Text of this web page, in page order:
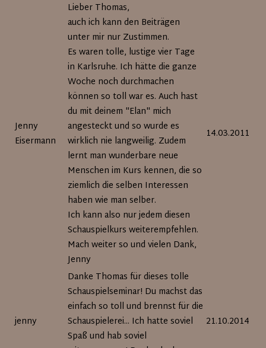
Jenny
Eisermann
Lieber Thomas,
auch ich kann den Beiträgen
unter mir nur Zustimmen.
Es waren tolle, lustige vier Tage
in Karlsruhe. Ich hätte die ganze
Woche noch durchmachen
können so toll war es. Auch hast
du mit deinem "Elan" mich
angesteckt und so wurde es
wirklich nie langweilig. Zudem
lernt man wunderbare neue
Menschen im Kurs kennen, die so
ziemlich die selben Interessen
haben wie man selber.
Ich kann also nur jedem diesen
Schauspielkurs weiterempfehlen.
Mach weiter so und vielen Dank,
Jenny
14.03.2011
jenny
Danke Thomas für dieses tolle
Schauspielseminar! Du machst das
einfach so toll und brennst für die
Schauspielerei... Ich hatte soviel
Spaß und hab soviel
21.10.2014